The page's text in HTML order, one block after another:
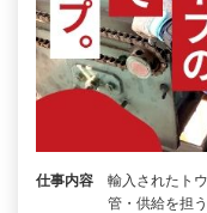
仕事内容
輸入されたト
管・供給を担